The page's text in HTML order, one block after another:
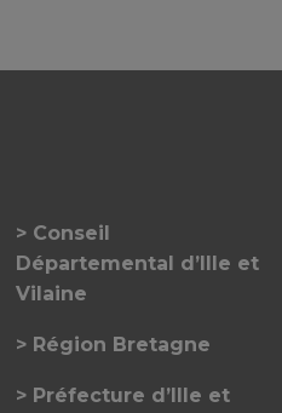
Conseil
Départemental d’Ille et
Vilaine
Région Bretagne
Préfecture d’Ille et